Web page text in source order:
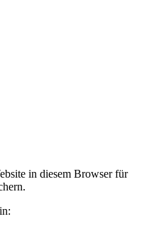
in diesem Browser für